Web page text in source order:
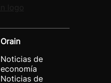
Orain
Noticias de
economía
Noticias de